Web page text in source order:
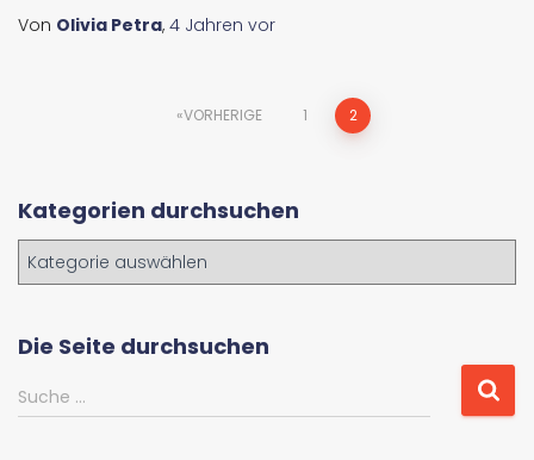
Von Olivia Petra, 4 Jahren vor
VORHERIGE 1 2
Kategorien durchsuchen
g
r
Die Seite durchsuchen
S
u
Suche …